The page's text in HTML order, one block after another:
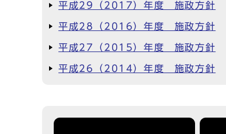
平成29（2017）年度 施政方針
平成28（2016）年度 施政方針
平成27（2015）年度 施政方針
平成26（2014）年度 施政方針